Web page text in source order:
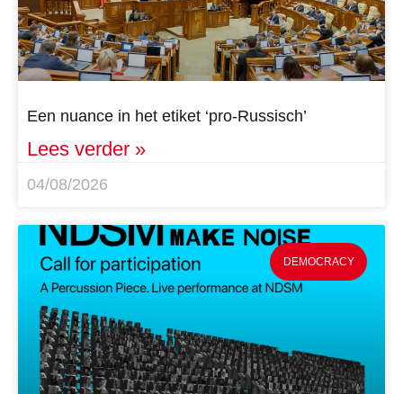
Een nuance in het etiket ‘pro-Russisch’
Lees verder »
04/08/2026
DEMOCRACY